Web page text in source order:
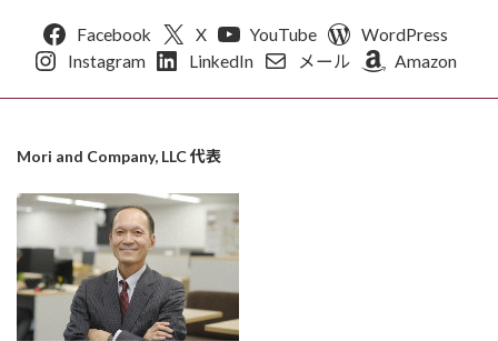
Facebook X YouTube
WordPress
Instagram
LinkedIn メール Amazon
Mori and Company, LLC 代表